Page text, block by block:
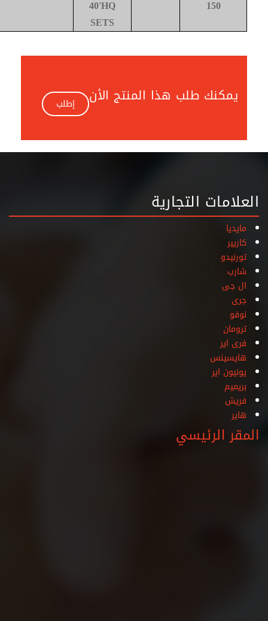
150
40'HQ
SETS
يمكنك طلب هذا المنتج الأن إطلب
العلامات التجارية
مايديا
كاريير
تورنيدو
شارب
ال جى
جرى
نوفو
ترومان
فرى اير
هايسينس
يونيون اير
بريميم
فريش
هاير
المقر الرئيسي